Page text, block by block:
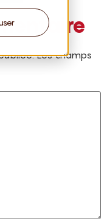
Les champs